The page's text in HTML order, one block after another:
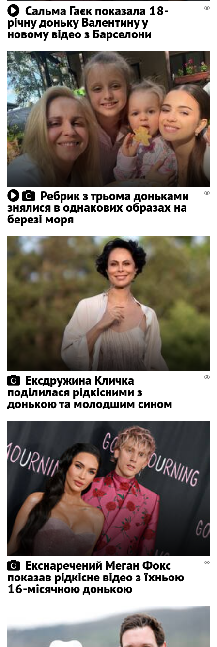
Сальма Гаєк показала 18-
річну доньку Валентину у
новому відео з Барселони
Ребрик з трьома доньками
знялися в однакових образах на
березі моря
Ексдружина Кличка
поділилася рідкісними з
донькою та молодшим сином
Екснаречений Меган Фокс
показав рідкісне відео з їхньою
16-місячною донькою